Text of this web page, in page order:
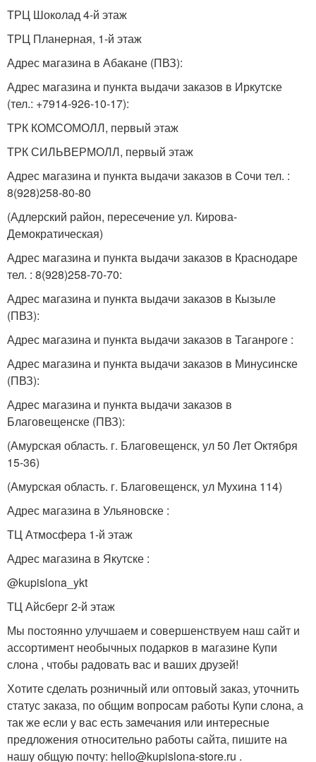
ТРЦ Шоколад 4-й этаж
ТРЦ Планерная, 1-й этаж
Адрес магазина в Абакане (ПВЗ):
Адрес магазина и пункта выдачи заказов в Иркутске
(тел.: +7914-926-10-17):
ТРК КОМСОМОЛЛ, первый этаж
ТРК СИЛЬВЕРМОЛЛ, первый этаж
Адрес магазина и пункта выдачи заказов в Сочи тел. :
8(928)258-80-80
(Адлерский район, пересечение ул. Кирова-
Демократическая)
Адрес магазина и пункта выдачи заказов в Краснодаре
тел. : 8(928)258-70-70:
Адрес магазина и пункта выдачи заказов в Кызыле
(ПВЗ):
Адрес магазина и пункта выдачи заказов в Таганроге :
Адрес магазина и пункта выдачи заказов в Минусинске
(ПВЗ):
Адрес магазина и пункта выдачи заказов в
Благовещенске (ПВЗ):
(Амурская область. г. Благовещенск, ул 50 Лет Октября
15-36)
(Амурская область. г. Благовещенск, ул Мухина 114)
Адрес магазина в Ульяновске :
ТЦ Атмосфера 1-й этаж
Адрес магазина в Якутске :
@kupislona_ykt
ТЦ Айсберг 2-й этаж
Мы постоянно улучшаем и совершенствуем наш сайт и
ассортимент необычных подарков в магазине Купи
слона , чтобы радовать вас и ваших друзей!
Хотите сделать розничный или оптовый заказ, уточнить
статус заказа, по общим вопросам работы Купи слона, а
так же если у вас есть замечания или интересные
предложения относительно работы сайта, пишите на
нашу общую почту: hello@kupislona-store.ru .